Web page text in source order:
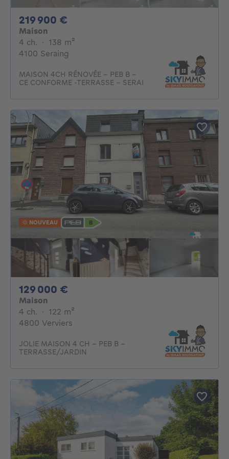
219 900 €
Maison
4 ch. 4 chambres
· 138 m²
4100 Seraing
MAISON 4CH RÉNOVÉE - PEB B -
CE CONFORME -TERRASSE - SERAI
NOUVEAU
129 000 €
Maison
4 ch. 4 chambres
· 122 m²
4800 Verviers
JOLIE MAISON 4 CH - PEB B -
TERRASSE/JARDIN